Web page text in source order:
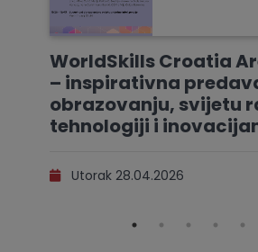
WorldSkills Croatia
– inspirativna
obrazovanju, svijetu
tehnologiji i
Utorak 28.04.2026